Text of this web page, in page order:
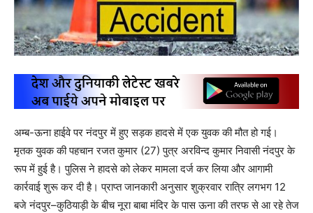
अम्ब-ऊना हाईवे पर नंदपुर में हुए सड़क हादसे में एक युवक की मौत हो गई।
मृतक युवक की पहचान रजत कुमार (27) पुत्र अरविन्द कुमार निवासी नंदपुर के
रूप में हुई है। पुलिस ने हादसे को लेकर मामला दर्ज कर लिया और आगामी
कार्रवाई शुरू कर दी है। प्राप्त जानकारी अनुसार शुक्रवार रात्रि लगभग 12
बजे नंदपुर–कुठियाड़ी के बीच नूरा बाबा मंदिर के पास ऊना की तरफ से आ रहे तेज